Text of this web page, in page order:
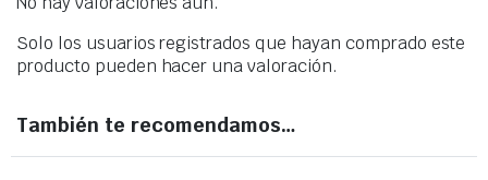
Solo los usuarios registrados que hayan comprado este
producto pueden hacer una valoración.
También te recomendamos…